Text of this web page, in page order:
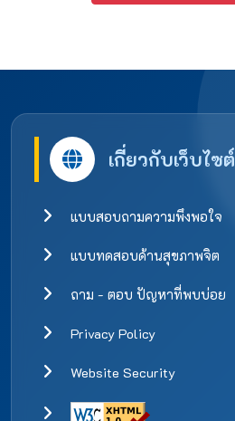
เกี่ยวกับเว็บไซต์
แบบสอบถามความพึงพอใจ
แบบทดสอบด้านสุขภาพจิต
ถาม - ตอบ ปัญหาที่พบบ่อย
Privacy Policy
Website Security